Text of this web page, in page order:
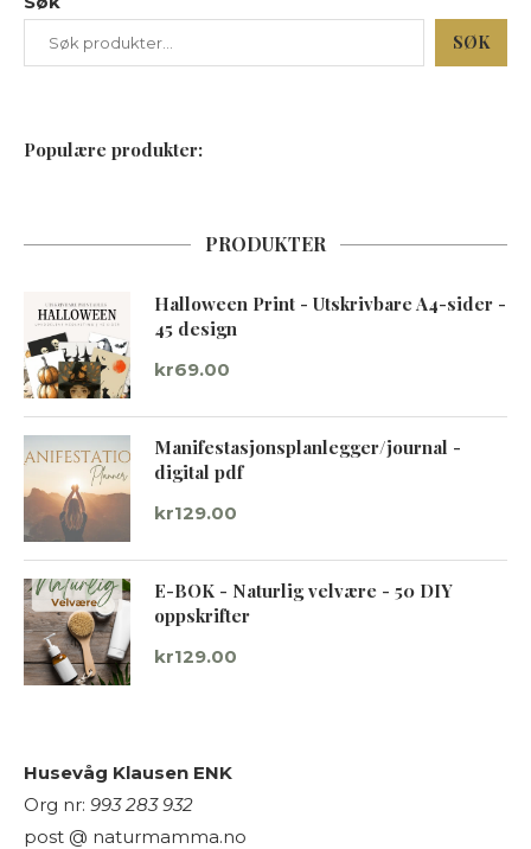
SØK
Populære produkter:
PRODUKTER
Halloween Print - Utskrivbare A4-sider -
45 design
kr69.00
Manifestasjonsplanlegger/journal -
digital pdf
kr129.00
E-BOK - Naturlig velvære - 50 DIY
oppskrifter
kr129.00
Husevåg Klausen ENK
Org nr: 993 283 932
post @ naturmamma.no